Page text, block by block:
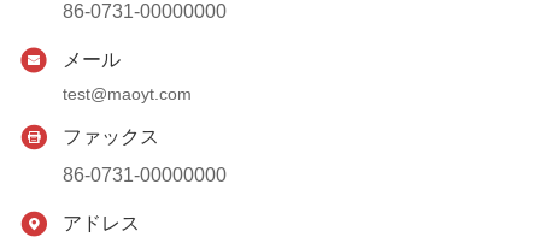
86-0731-00000000
メール
test@maoyt.com
ファックス
86-0731-00000000
アドレス